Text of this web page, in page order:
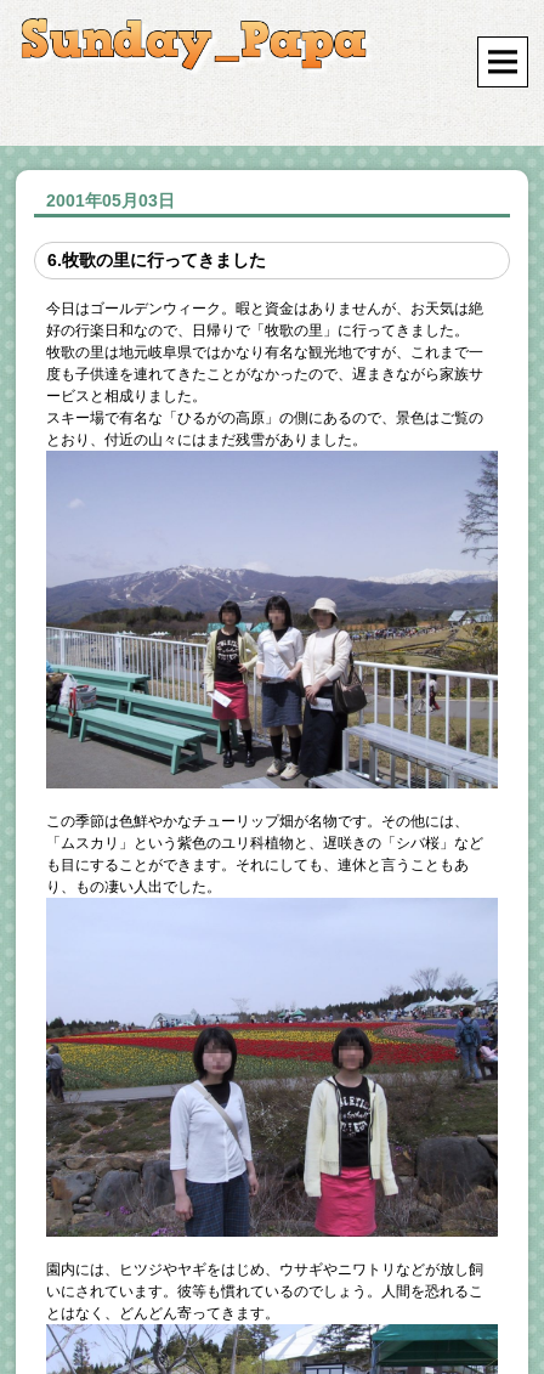
2001年05月03日
6.牧歌の里に行ってきました
今日はゴールデンウィーク。暇と資金はありませんが、お天気は絶
好の行楽日和なので、日帰りで「牧歌の里」に行ってきました。
牧歌の里は地元岐阜県ではかなり有名な観光地ですが、これまで一
度も子供達を連れてきたことがなかったので、遅まきながら家族サ
ービスと相成りました。
スキー場で有名な「ひるがの高原」の側にあるので、景色はご覧の
とおり、付近の山々にはまだ残雪がありました。
この季節は色鮮やかなチューリップ畑が名物です。その他には、
「ムスカリ」という紫色のユリ科植物と、遅咲きの「シバ桜」など
も目にすることができます。それにしても、連休と言うこともあ
り、もの凄い人出でした。
園内には、ヒツジやヤギをはじめ、ウサギやニワトリなどが放し飼
いにされています。彼等も慣れているのでしょう。人間を恐れるこ
とはなく、どんどん寄ってきます。